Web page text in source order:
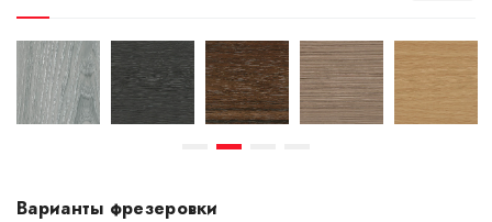
Варианты фрезеровки